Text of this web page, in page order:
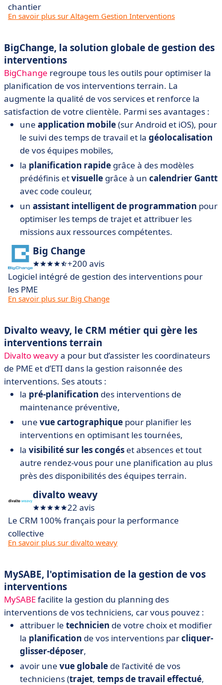
chantier
En savoir plus sur Altagem Gestion Interventions
BigChange, la solution globale de gestion des
interventions
BigChange regroupe tous les outils pour optimiser la
planification de vos interventions terrain. La
augmente la qualité de vos services et renforce la
satisfaction de votre clientèle. Parmi ses avantages :
une application mobile(sur Android et iOS), pour
le suivi des temps de travail et la géolocalisation
de vos équipes mobiles,
la planification rapide grâce à des modèles
prédéfinis etvisuelle grâce à un calendrier Gantt
avec code couleur,
un assistant intelligent de programmation pour
optimiser les temps de trajet et attribuer les
missions aux ressources compétentes.
Big Change
+200 avis
Logiciel intégré de gestion des interventions pour
les PME
En savoir plus sur Big Change
Divalto weavy, le CRM métier qui gère les
interventions terrain
Divalto weavya pour but d’assister les coordinateurs
de PME et d’ETI dans la gestion raisonnée des
interventions. Ses atouts :
la pré-planification des interventions de
maintenance préventive,
une vue cartographique pour planifier les
interventions en optimisant les tournées,
la visibilité sur les congés et absences et tout
autre rendez-vous pour une planification au plus
près des disponibilités des équipes terrain.
divalto weavy
22 avis
Le CRM 100% français pour la performance
collective
En savoir plus sur divalto weavy
MySABE, l'optimisation de la gestion de vos
interventions
MySABEfacilite la gestion du planning des
interventions de vos techniciens, car vous pouvez :
attribuer le technicien de votre choix et modifier
la planification de vos interventions parcliquer-
glisser-déposer,
avoir une vue globale de l’activité de vos
techniciens (trajet, temps de travail effectué,